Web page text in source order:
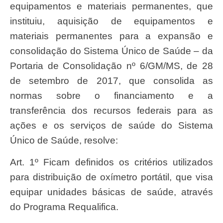
equipamentos e materiais permanentes, que
instituiu, aquisição de equipamentos e
materiais permanentes para a expansão e
consolidação do Sistema Único de Saúde – da
Portaria de Consolidação nº 6/GM/MS, de 28
de setembro de 2017, que consolida as
normas sobre o financiamento e a
transferência dos recursos federais para as
ações e os serviços de saúde do Sistema
Único de Saúde, resolve:
Art. 1º Ficam definidos os critérios utilizados
para distribuição de oxímetro portátil, que visa
equipar unidades básicas de saúde, através
do Programa Requalifica.